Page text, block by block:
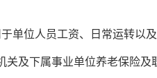
单位人员工资、日常运转以
关及下属事业单位养老保险及